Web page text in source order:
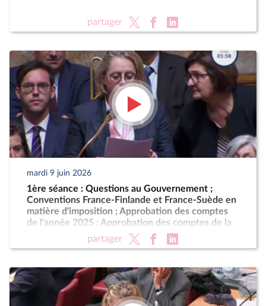
partager
mardi 9 juin 2026
1ère séance : Questions au Gouvernement ;
Conventions France-Finlande et France-Suède en
matière d'imposition ; Approbation des comptes
de l'année 2025 ; Approbation des comptes de la
sécurité sociale de l'année 2025
partager